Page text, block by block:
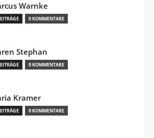
Warnke
0 KOMMENTARE
Stephan
0 KOMMENTARE
Kramer
0 KOMMENTARE